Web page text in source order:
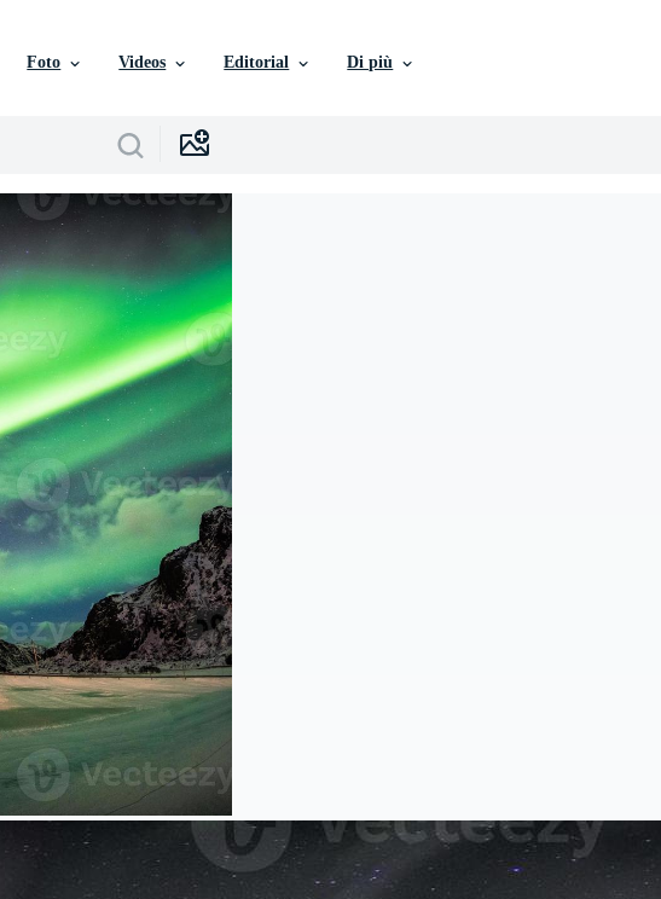
Foto Videos Editorial Di più